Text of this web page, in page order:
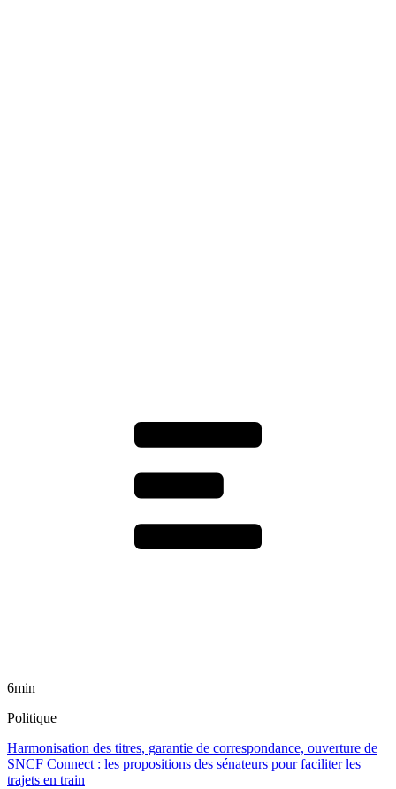
6min
Politique
Harmonisation des titres, garantie de correspondance, ouverture de
SNCF Connect : les propositions des sénateurs pour faciliter les
trajets en train